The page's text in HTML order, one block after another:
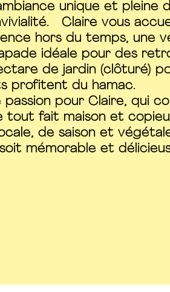
unique et pleine
Claire vous
hors du temps, une
idéale pour des
de jardin (clôturé)
profitent du hamac.
pour Claire, qui
fait maison et
de saison et
mémorable et